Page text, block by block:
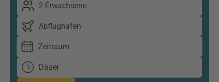
2 Erwachsene
Abflughafen
Zeitraum
Dauer